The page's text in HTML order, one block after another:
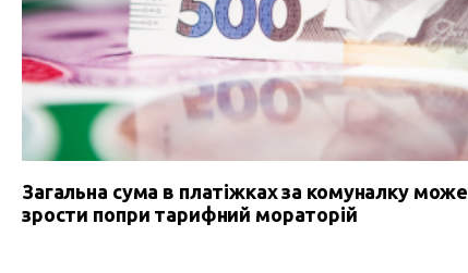
Загальна сума в платіжках за комуналку може
зрости попри тарифний мораторій